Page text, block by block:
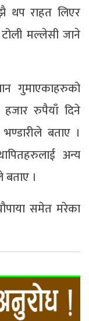
थप राहत लिएर
मल्लेसी जाने
गुमाएकाहरुको
हजार रुपैयाँ दिने
बताए ।
अन्य
बताए ।
समेत मरेका